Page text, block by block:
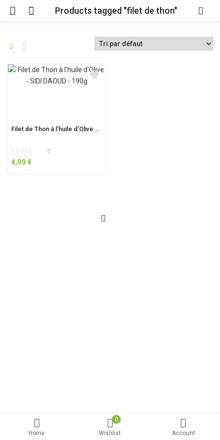
Products tagged "filet de thon"
Home
0
Wishlist
Account
Filet de Thon à l’huile d’Olive – SIDI DAOUD – 190g
0
4,99 €